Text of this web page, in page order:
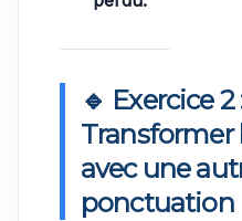
🔹 Exercice 2
Transformer
avec une
ponctuation